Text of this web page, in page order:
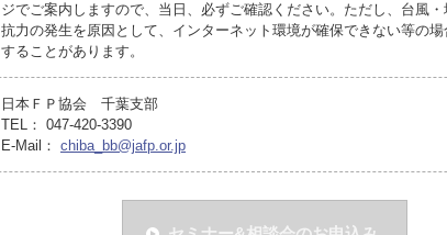
ジでご案内しますので、当日、必ずご確認ください。ただし、台風
抗力の発生を原因として、インターネット環境が確保できない等の
することがあります。
日本ＦＰ協会 千葉支部
TEL： 047-420-3390
E-Mail： chiba_bb@jafp.or.jp